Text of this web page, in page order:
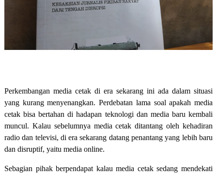
Perkembangan media cetak di era sekarang ini ada dalam situasi
yang kurang menyenangkan. Perdebatan lama soal apakah media
cetak bisa bertahan di hadapan teknologi dan media baru kembali
muncul. Kalau sebelumnya media cetak ditantang oleh kehadiran
radio dan televisi, di era sekarang datang penantang yang lebih baru
dan disruptif, yaitu media online.
Sebagian pihak berpendapat kalau media cetak sedang mendekati